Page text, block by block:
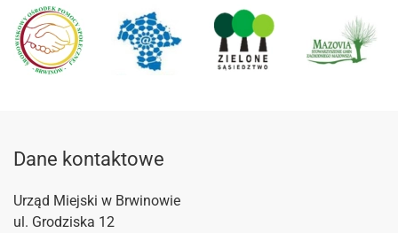
Dane kontaktowe
Urząd Miejski w Brwinowie
ul. Grodziska 12